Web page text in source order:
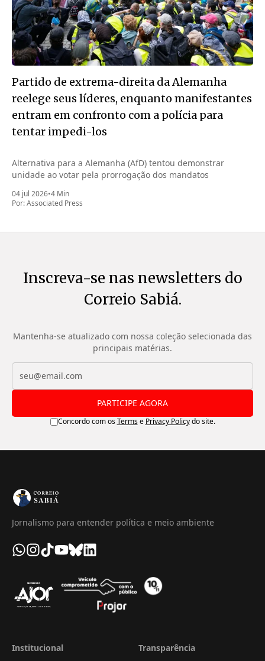
Partido de extrema-direita da Alemanha
reelege seus líderes, enquanto manifestantes
entram em confronto com a polícia para
tentar impedi-los
Alternativa para a Alemanha (AfD) tentou demonstrar
unidade ao votar pela prorrogação dos mandatos
04 jul 2026•4 Min
Por:Associated Press
Inscreva-se nas newsletters do
Correio Sabiá.
Mantenha-se atualizado com nossa coleção selecionada das
principais matérias.
PARTICIPE AGORA
Concordo com osTermse Privacy Policydo site.
Jornalismo para entender política e meio ambiente
Institucional Transparência